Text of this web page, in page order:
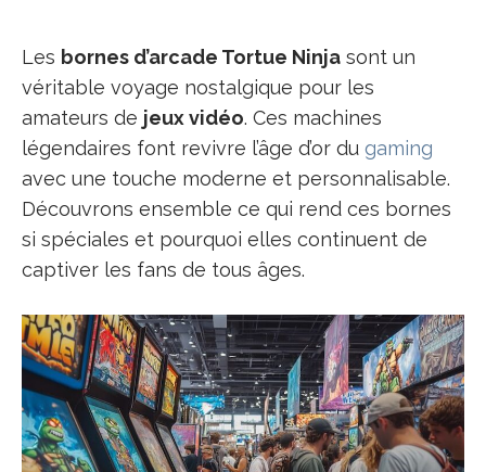
Les bornes d’arcade Tortue Ninja sont un
véritable voyage nostalgique pour les
amateurs de jeux vidéo. Ces machines
légendaires font revivre l’âge d’or du gaming
avec une touche moderne et personnalisable.
Découvrons ensemble ce qui rend ces bornes
si spéciales et pourquoi elles continuent de
captiver les fans de tous âges.